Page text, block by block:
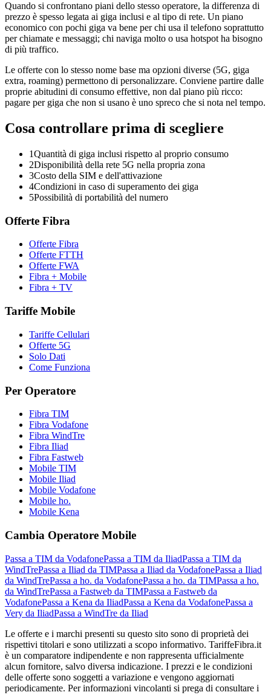
Quando si confrontano piani dello stesso operatore, la differenza di
prezzo è spesso legata ai giga inclusi e al tipo di rete. Un piano
economico con pochi giga va bene per chi usa il telefono soprattutto
per chiamate e messaggi; chi naviga molto o usa hotspot ha bisogno
di più traffico.
Le offerte con lo stesso nome base ma opzioni diverse (5G, giga
extra, roaming) permettono di personalizzare. Conviene partire dalle
proprie abitudini di consumo effettive, non dal piano più ricco:
pagare per giga che non si usano è uno spreco che si nota nel tempo.
Cosa controllare prima di scegliere
1Quantità di giga inclusi rispetto al proprio consumo
2Disponibilità della rete 5G nella propria zona
3Costo della SIM e dell'attivazione
4Condizioni in caso di superamento dei giga
5Possibilità di portabilità del numero
Offerte Fibra
Offerte Fibra
Offerte FTTH
Offerte FWA
Fibra + Mobile
Fibra + TV
Tariffe Mobile
Tariffe Cellulari
Offerte 5G
Solo Dati
Come Funziona
Per Operatore
Fibra TIM
Fibra Vodafone
Fibra WindTre
Fibra Iliad
Fibra Fastweb
Mobile TIM
Mobile Iliad
Mobile Vodafone
Mobile ho.
Mobile Kena
Cambia Operatore Mobile
Passa a TIM da VodafonePassa a TIM da IliadPassa a TIM da
WindTrePassa a Iliad da TIMPassa a Iliad da VodafonePassa a Iliad
da WindTrePassa a ho. da VodafonePassa a ho. da TIMPassa a ho.
da WindTrePassa a Fastweb da TIMPassa a Fastweb da
VodafonePassa a Kena da IliadPassa a Kena da VodafonePassa a
Very da IliadPassa a WindTre da Iliad
Le offerte e i marchi presenti su questo sito sono di proprietà dei
rispettivi titolari e sono utilizzati a scopo informativo. TariffeFibra.it
è un comparatore indipendente e non rappresenta ufficialmente
alcun fornitore, salvo diversa indicazione. I prezzi e le condizioni
delle offerte sono soggetti a variazione e vengono aggiornati
periodicamente. Per informazioni vincolanti si prega di consultare i